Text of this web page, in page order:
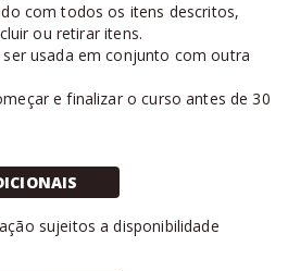
com todos os itens descritos,
ou retirar itens.
usada em conjunto com outra
e finalizar o curso antes de 30
sujeitos a disponibilidade